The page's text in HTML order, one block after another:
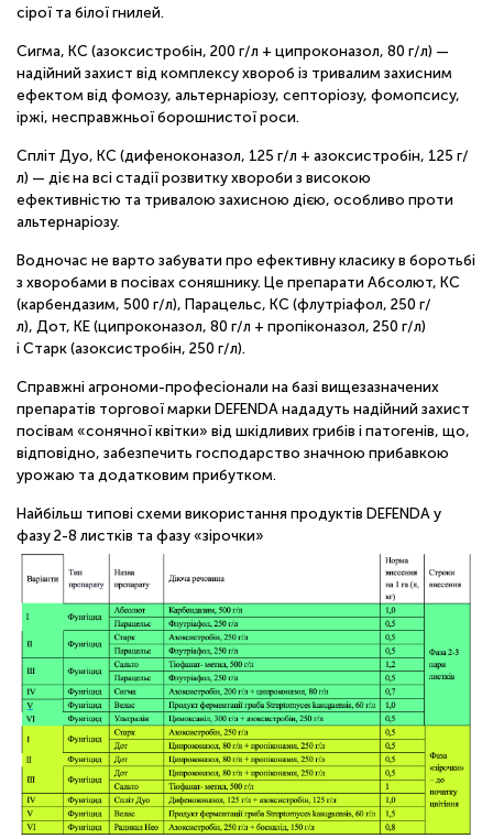
сірої та білої гнилей.
Сигма, КС (азоксистробін, 200 г/л + ципроконазол, 80 г/л) —
надійний захист від комплексу хвороб із тривалим захисним
ефектом від фомозу, альтернаріозу, септоріозу, фомопсису,
іржі, несправжньої борошнистої роси.
Спліт Дуо, КС (дифеноконазол, 125 г/л + азоксистробін, 125 г/
л) — діє на всі стадії розвитку хвороби з високою
ефективністю та тривалою захисною дією, особливо проти
альтернаріозу.
Водночас не варто забувати про ефективну класику в боротьбі
з хворобами в посівах соняшнику. Це препарати Абсолют, КС
(карбендазим, 500 г/л), Парацельс, КС (флутріафол, 250 г/
л), Дот, КЕ (ципроконазол, 80 г/л + пропіконазол, 250 г/л)
і Старк (азоксистробін, 250 г/л).
Справжні агрономи-професіонали на базі вищезазначених
препаратів торгової марки DEFENDA нададуть надійний захист
посівам «сонячної квітки» від шкідливих грибів і патогенів, що,
відповідно, забезпечить господарство значною прибавкою
урожаю та додатковим прибутком.
Найбільш типові схеми використання продуктів DEFENDA у
фазу 2-8 листків та фазу «зірочки»